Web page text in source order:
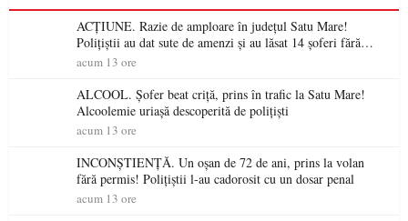
ACȚIUNE. Razie de amploare în județul Satu Mare!
Polițiștii au dat sute de amenzi și au lăsat 14 șoferi fără
permis într-o singură zi
acum 13 ore
ALCOOL. Șofer beat criță, prins în trafic la Satu Mare!
Alcoolemie uriașă descoperită de polițiști
acum 13 ore
INCONȘTIENȚĂ. Un oșan de 72 de ani, prins la volan
fără permis! Polițiștii l-au cadorosit cu un dosar penal
acum 13 ore